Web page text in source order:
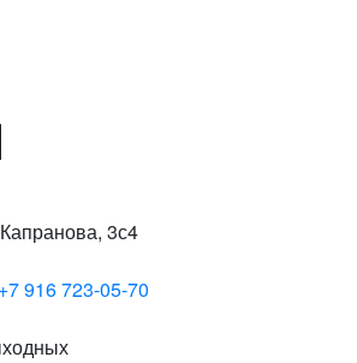
3с4
+7 916 723-05-70